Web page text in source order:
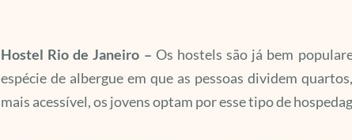
Hostel Rio de Janeiro – Os hostels são já bem
espécie de albergue em que as pessoas dividem
mais acessível, os jovens optam por esse tipo de